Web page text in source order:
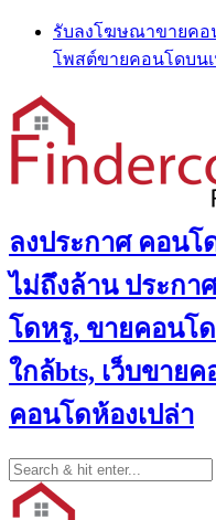
Skip
content
รับลงโฆษณาขายคอ
โพสต์ขายคอนโดบน
ลงประกาศ คอนโ
ไม่ถึงล้าน ประกา
โดหรู, ขายคอนโ
ใกล้bts, เว็บขาย
คอนโดห้องเปล่า